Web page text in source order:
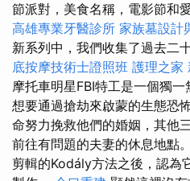
節派對，美食名稱，電影節和
高雄專業牙醫診所 家族墓設計
新系列中，我們收集了過去二
底按摩技術士證照班 護理之家
摩托車明星FBI特工是一個獨
想要通過搶劫來啟蒙的生態恐
命努力挽救他們的婚姻，其他
前往有問題的夫妻的休息地點
剪輯的Kodály方法之後，認為